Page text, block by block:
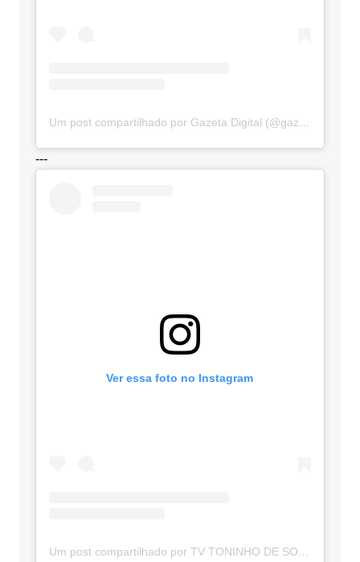
Um post compartilhado por Gazeta Digital (@gazetadigital)
---
Ver essa foto no Instagram
Um post compartilhado por TV TONINHO DE SOUZA (@toninhodesouzamt)